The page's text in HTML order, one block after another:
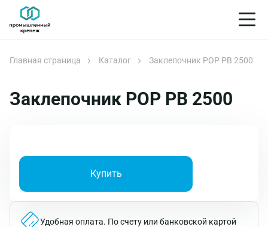
Главная страница Каталог Заклепочник POP PB 2500
Заклепочник POP PB 2500
Купить
Удобная оплата. По счету или банковской картой